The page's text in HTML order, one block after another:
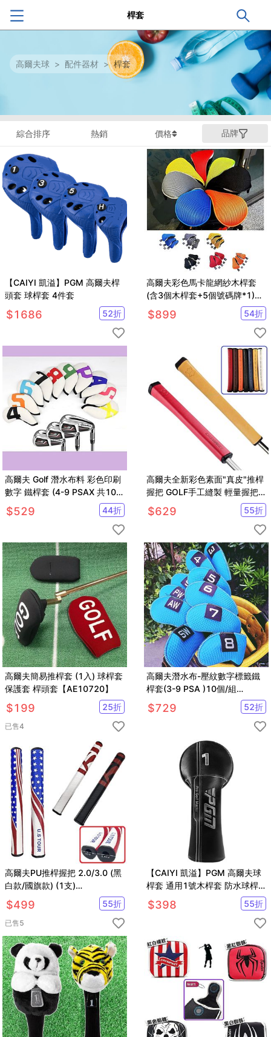
桿套
高爾夫球 > 配件器材 > 桿套
綜合排序 熱銷 價格 品牌
【CAIYI 凱溢】PGM 高爾夫桿
頭套 球桿套 4件套
$1686 52折
高爾夫彩色馬卡龍網紗木桿套
(含3個木桿套+5個號碼牌*1)
【AE10577】
$899 54折
高爾夫 Golf 潛水布料 彩色印刷
數字 鐵桿套 (4-9 PSAX 共10
個)【GF22004】
$529 44折
高爾夫全新彩色素面"真皮"推桿
握把 GOLF手工縫製 輕量握把
【GF32002】
$629 55折
高爾夫簡易推桿套 (1入) 球桿套
保護套 桿頭套【AE10720】
$199 25折
已售4
高爾夫潛水布-壓紋數字標籤鐵
桿套(3-9 PSA )10個/組
【GF22012】
$729 52折
高爾夫PU推桿握把 2.0/3.0 (黑
白款/國旗款) (1支)
【GF32001】
$499 55折
已售5
【CAIYI 凱溢】PGM 高爾夫球
桿套 通用1號木桿套 防水球桿
套 球頭帽套
$398 55折